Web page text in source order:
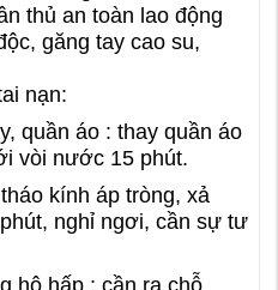
thủ an toàn lao động
găng tay cao su,
nạn:
quần áo : thay quần áo
vòi nước 15 phút.
kính áp tròng, xả
nghỉ ngơi, cần sự tư